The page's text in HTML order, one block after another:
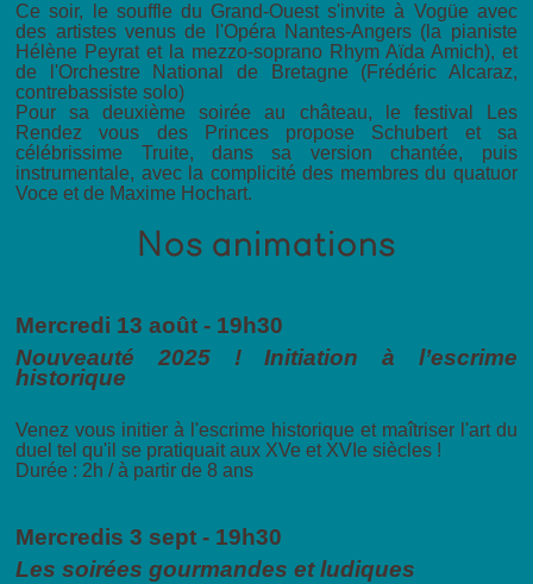
Ce soir, le souffle du Grand-Ouest s'invite à Vogüe avec
des artistes venus de l'Opéra Nantes-Angers (la pianiste
Hélène Peyrat et la mezzo-soprano Rhym Aïda Amich), et
de l'Orchestre National de Bretagne (Frédéric Alcaraz,
contrebassiste solo)
Pour sa deuxième soirée au château, le festival Les
Rendez vous des Princes propose Schubert et sa
célébrissime Truite, dans sa version chantée, puis
instrumentale, avec la complicité des membres du quatuor
Voce et de Maxime Hochart.
Nos animations
Mercredi 13 août - 19h30
Nouveauté 2025 ! Initiation à l’escrime
historique
Venez vous initier à l'escrime historique et maîtriser l'art du
duel tel qu'il se pratiquait aux XVe et XVIe siècles !
Durée : 2h / à partir de 8 ans
Mercredis 3 sept - 19h30
Les soirées gourmandes et ludiques